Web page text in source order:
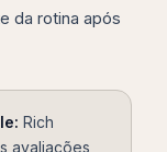
da rotina após
Rich
avaliações